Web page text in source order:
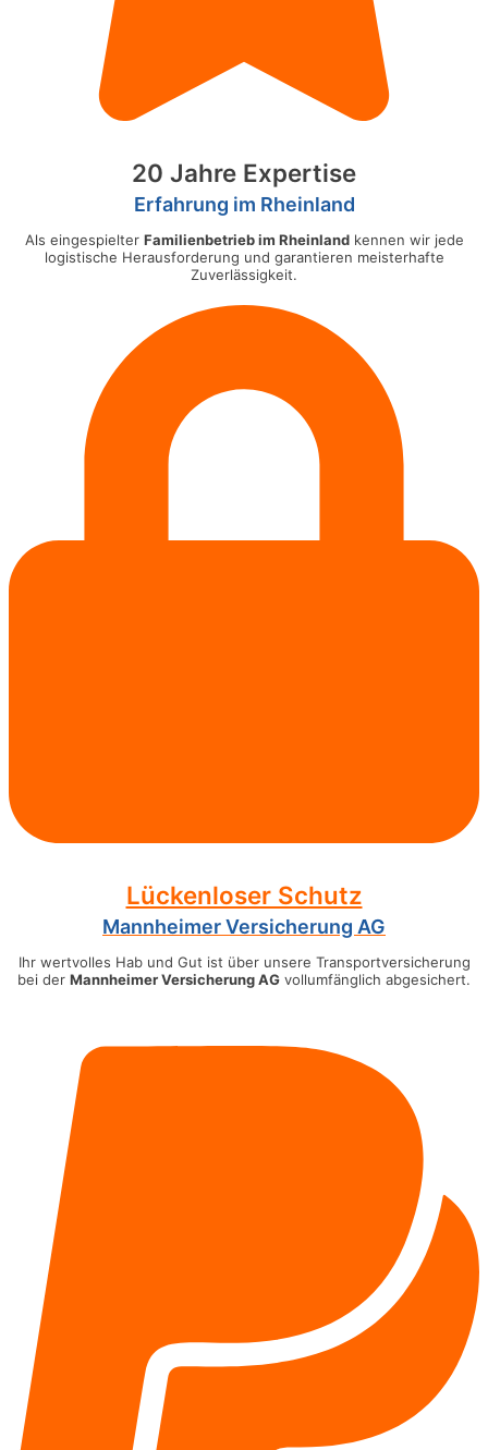
20 Jahre Expertise
Erfahrung im Rheinland
Als eingespielter Familienbetrieb im Rheinlandkennen wir jede
logistische Herausforderung und garantieren meisterhafte
Zuverlässigkeit.
Lückenloser Schutz
Mannheimer Versicherung AG
Ihr wertvolles Hab und Gut ist über unsere Transportversicherung
bei der Mannheimer Versicherung AG vollumfänglich abgesichert.